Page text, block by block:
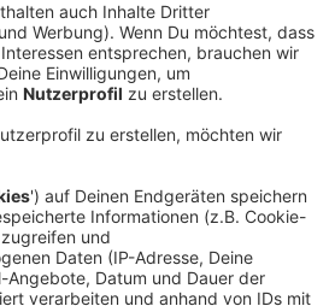
10.01.2024 04:35
in den Stadtteilen, Altstadt, Bilk,
Pempelfort und Stadtmitte
dann zum Beispiel in Hamm
und Volmerswerth. Die letzten